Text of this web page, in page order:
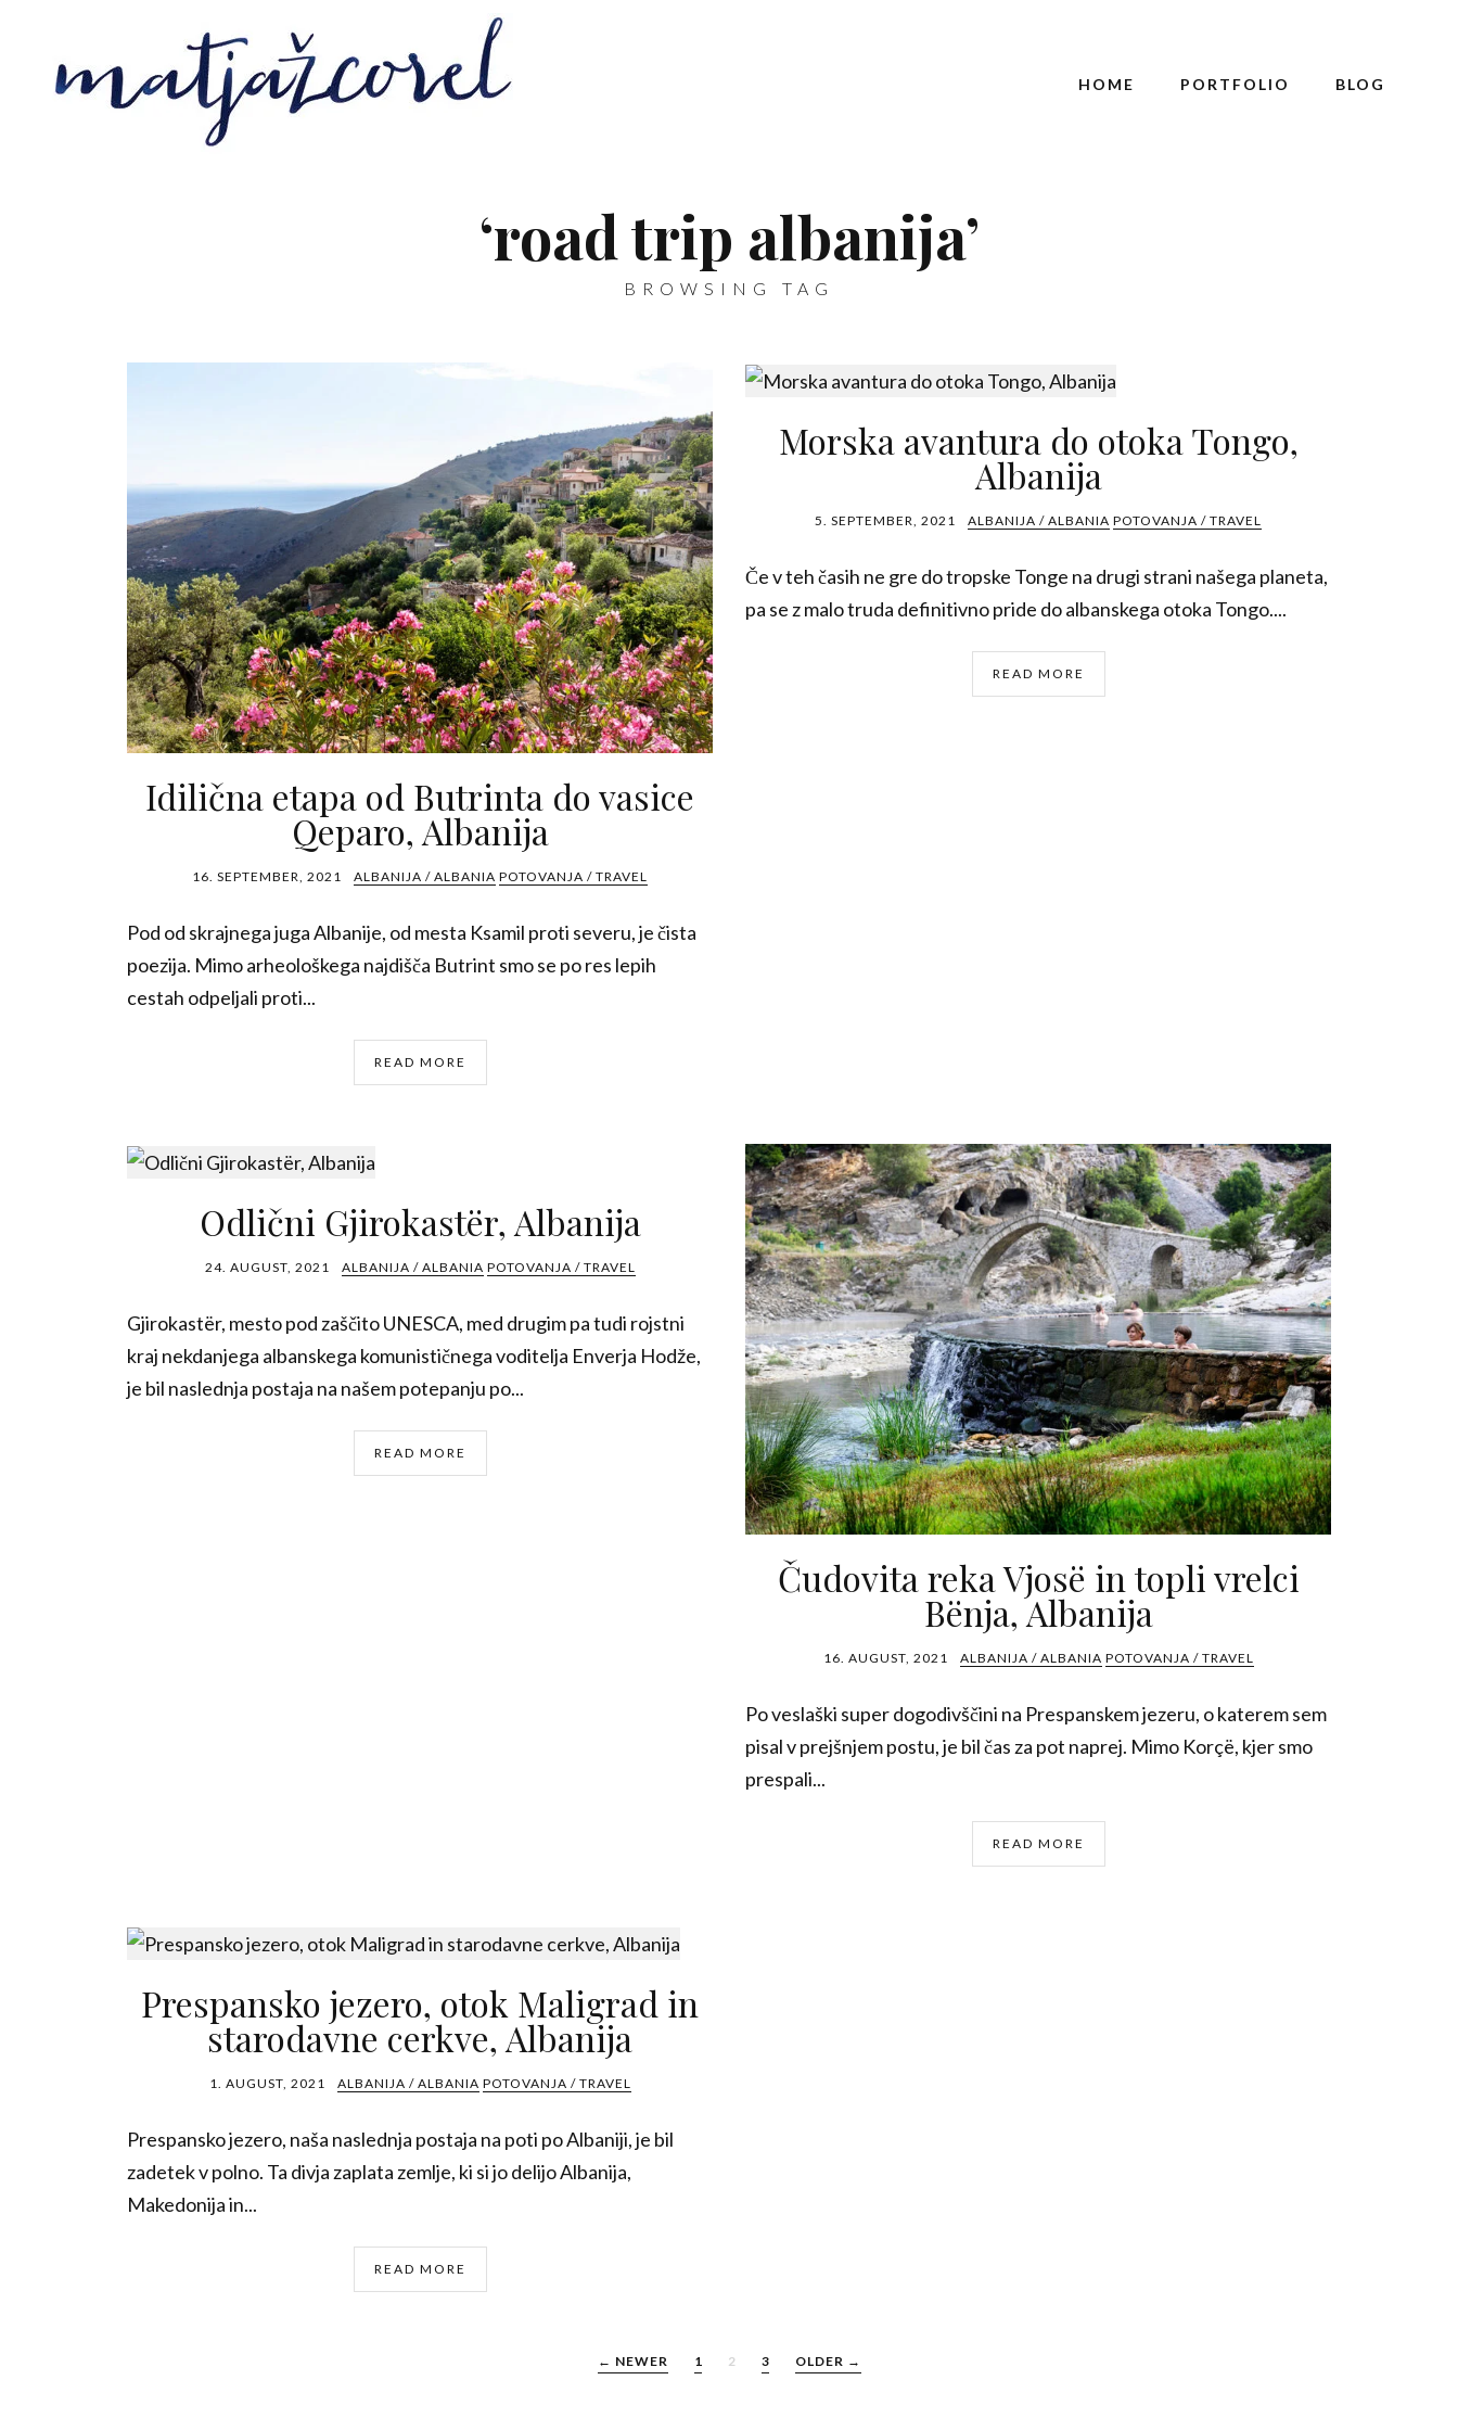
HOME PORTFOLIO BLOG
‘road trip albanija’
BROWSING TAG
Idilična etapa od Butrinta do vasice
Qeparo, Albanija
16. SEPTEMBER, 2021 ALBANIJA / ALBANIA POTOVANJA / TRAVEL
Pod od skrajnega juga Albanije, od mesta Ksamil proti severu, je čista
poezija. Mimo arheološkega najdišča Butrint smo se po res lepih
cestah odpeljali proti...
READ MORE
Morska avantura do otoka Tongo,
Albanija
5. SEPTEMBER, 2021 ALBANIJA / ALBANIA POTOVANJA / TRAVEL
Če v teh časih ne gre do tropske Tonge na drugi strani našega planeta,
pa se z malo truda definitivno pride do albanskega otoka Tongo....
READ MORE
Odlični Gjirokastër, Albanija
24. AUGUST, 2021 ALBANIJA / ALBANIA POTOVANJA / TRAVEL
Gjirokastër, mesto pod zaščito UNESCA, med drugim pa tudi rojstni
kraj nekdanjega albanskega komunističnega voditelja Enverja Hodže,
je bil naslednja postaja na našem potepanju po...
READ MORE
Čudovita reka Vjosë in topli vrelci
Bënja, Albanija
16. AUGUST, 2021 ALBANIJA / ALBANIA POTOVANJA / TRAVEL
Po veslaški super dogodivščini na Prespanskem jezeru, o katerem sem
pisal v prejšnjem postu, je bil čas za pot naprej. Mimo Korçë, kjer smo
prespali...
READ MORE
Prespansko jezero, otok Maligrad in
starodavne cerkve, Albanija
1. AUGUST, 2021 ALBANIJA / ALBANIA POTOVANJA / TRAVEL
Prespansko jezero, naša naslednja postaja na poti po Albaniji, je bil
zadetek v polno. Ta divja zaplata zemlje, ki si jo delijo Albanija,
Makedonija in...
READ MORE
← NEWER 1 2 3 OLDER →